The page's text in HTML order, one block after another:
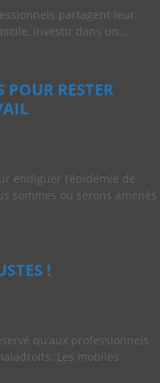
partagent leur
investir dans un…
RESTER
endiguer l’épidémie de
sommes ou serons amenés
!
qu’aux professionnels
Les mobiles